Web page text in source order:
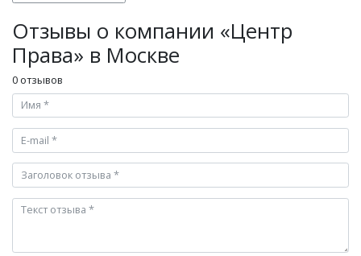
Отзывы о компании «Центр
Права» в Москве
0 отзывов